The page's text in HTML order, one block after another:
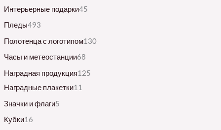
Интерьерные подарки45
Пледы493
Полотенца с логотипом130
Часы и метеостанции68
Наградная продукция125
Наградные плакетки11
Значки и флаги5
Кубки16